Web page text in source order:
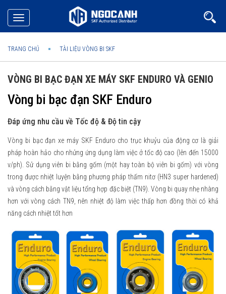
Toggle
navigation
TRANG CHỦ TÀI LIỆU VÒNG BI SKF
VÒNG BI BẠC ĐẠN XE MÁY SKF ENDURO VÀ GENIO
Vòng bi bạc đạn SKF Enduro
Đáp ứng nhu cầu về Tốc độ & Độ tin cậy
Vòng bi bạc đạn xe máy SKF Enduro cho trục khuỷu của động cơ là giải
pháp hoàn hảo cho nhửng ứng dụng làm việc ở tốc độ cao (lên đến 15000
v/ph). Sử dụng viên bi bằng gốm (một hay toàn bộ viên bi gốm) với vòng
trong được nhiệt luyện bằng phương pháp thấm nitơ (HN3 super hardened)
và vòng cách bằng vật liệu tổng hợp đặc biệt (TN9). Vòng bi quay nhẹ nhàng
hơn với vòng cách TN9, nên nhiệt độ làm việc thấp hơn đồng thời có khả
năng cách nhiệt tốt hơn